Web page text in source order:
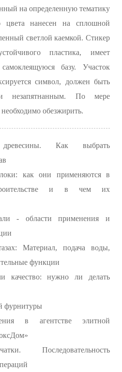
на определенную тематику
цвета нанесен на сплошной
светлой каемкой. Стикер
пластика, имеет
базу. Участок
символ, должен быть
незапятнанным. По мере
обезжирить.
древесины. Как выбрать
как они применяются в
и в чем их
- области применения и
Материал, подача воды,
функции
качество: нужно ли делать
фурнитуры
в агентстве элитной
Последовательность